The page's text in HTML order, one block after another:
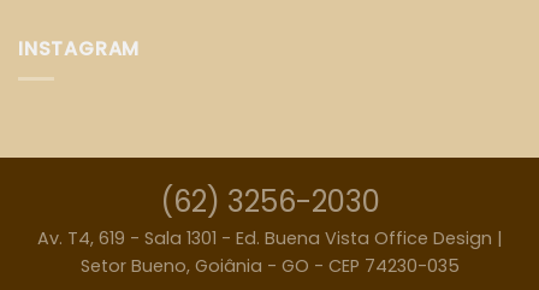
INSTAGRAM
(62) 3256-2030
Av. T4, 619 - Sala 1301 - Ed. Buena Vista Office Design |
Setor Bueno, Goiânia - GO - CEP 74230-035